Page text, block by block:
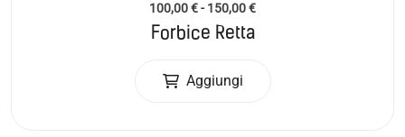
100,00€- 150,00€
Forbice Retta
Aggiungi